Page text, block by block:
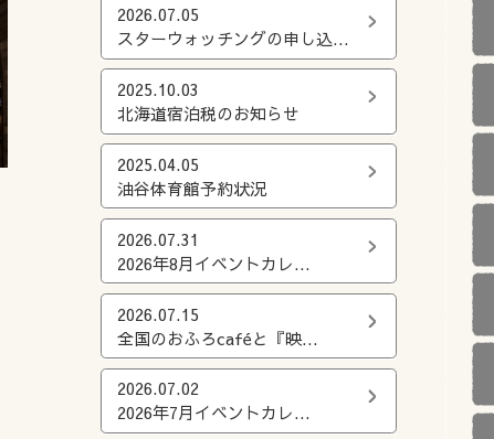
2026.07.05
スターウォッチングの申し込...
2025.10.03
北海道宿泊税のお知らせ
2025.04.05
油谷体育館予約状況
2026.07.31
2026年8月イベントカレ...
2026.07.15
全国のおふろcaféと『映...
2026.07.02
2026年7月イベントカレ...